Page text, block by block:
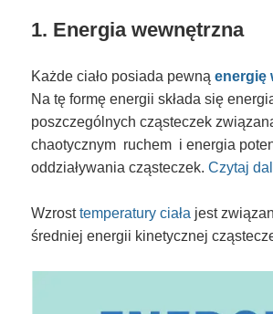
1. Energia wewnętrzna
Każde ciało posiada pewnąenergię
Na tę formę energii składa się
poszczególnych cząsteczek
chaotycznym ruchem i energia
oddziaływania cząsteczek.Czytaj
Wzrosttemperatury ciała jest
średniej energii kinetycznej